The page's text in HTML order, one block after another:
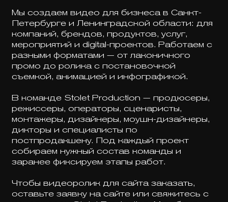
Мы создаем видео для бизнеса в Санкт-
Петербурге и Ленинградской области: для
компаний, брендов, продуктов, услуг,
мероприятий и digital-проектов. Работаем с
разными форматами — от лаконичного
промо до ролика с постановочной
съемкой, анимацией и инфографикой.
В команде Stolet Production — продюсеры,
режиссеры, операторы, сценаристы,
монтажеры, дизайнеры, моушн-дизайнеры,
дикторы и специалисты по
постпродакшену. Под каждый проект
собираем нужный состав команды и
заранее фиксируем этапы работ.
Чтобы видеоролик для сайта заказать,
оставьте заявку на сайте или свяжитесь с